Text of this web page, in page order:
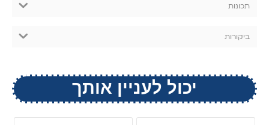
תכונות
ביקורות
יכול לעניין אותך